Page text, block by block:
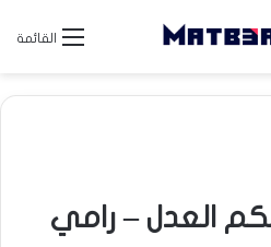
القائمة
العدل – رامي